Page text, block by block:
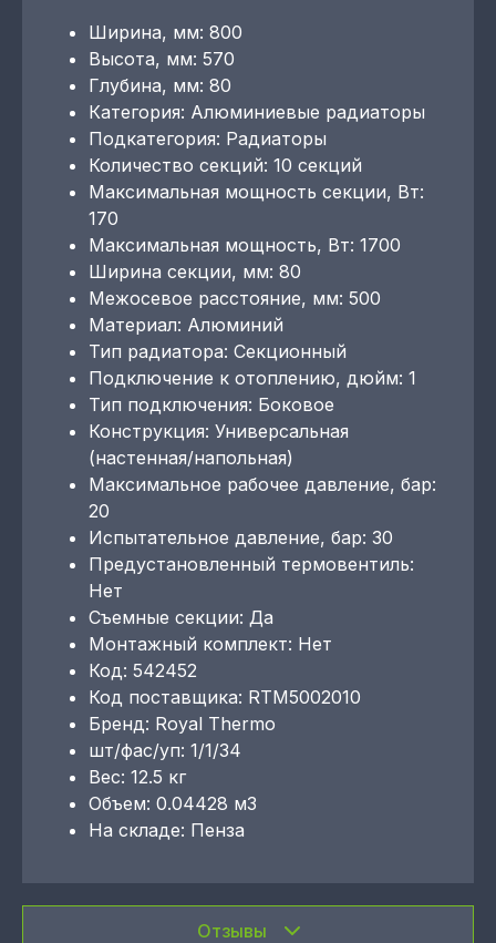
Ширина, мм: 800
Высота, мм: 570
Глубина, мм: 80
Категория: Алюминиевые радиаторы
Подкатегория: Радиаторы
Количество секций: 10 секций
Максимальная мощность секции, Вт:
170
Максимальная мощность, Вт: 1700
Ширина секции, мм: 80
Межосевое расстояние, мм: 500
Материал: Алюминий
Тип радиатора: Секционный
Подключение к отоплению, дюйм: 1
Тип подключения: Боковое
Конструкция: Универсальная
(настенная/напольная)
Максимальное рабочее давление, бар:
20
Испытательное давление, бар: 30
Предустановленный термовентиль:
Нет
Съемные секции: Да
Монтажный комплект: Нет
Код: 542452
Код поставщика: RTM5002010
Бренд: Royal Thermo
шт/фас/уп: 1/1/34
Вес: 12.5 кг
Объем: 0.04428 м3
На складе: Пенза
Отзывы